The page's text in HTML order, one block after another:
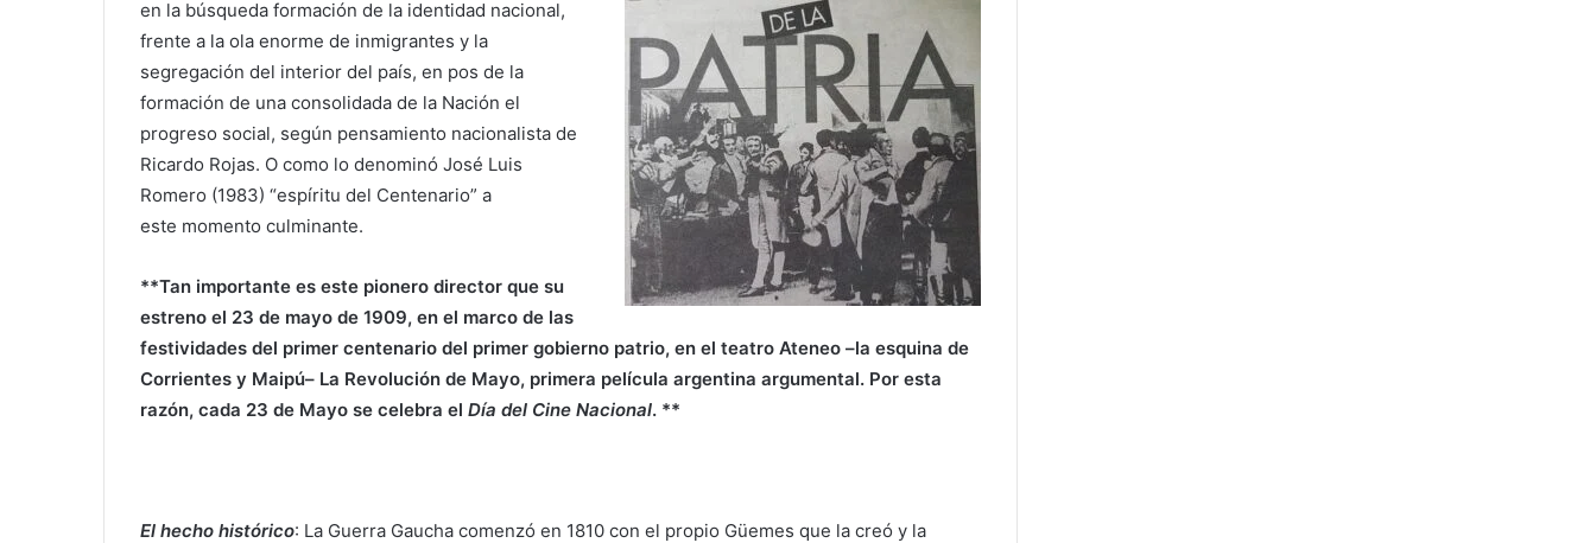
en la búsqueda formación de la identidad nacional,
frente a la ola enorme de inmigrantes y la
segregación del interior del país, en pos de la
formación de una consolidada de la Nación el
progreso social, según pensamiento nacionalista de
Ricardo Rojas. O como lo denominó José Luis
Romero (1983) “espíritu del Centenario” a
este momento culminante.
**Tan importante es este pionero director que su
estreno el 23 de mayo de 1909, en el marco de las
festividades del primer centenario del primer gobierno patrio, en el teatro Ateneo –la esquina de
Corrientes y Maipú– La Revolución de Mayo, primera película argentina argumental. Por esta
razón, cada 23 de Mayo se celebra el Día del Cine Nacional. **
El hecho histórico: La Guerra Gaucha comenzó en 1810 con el propio Güemes que la creó y la